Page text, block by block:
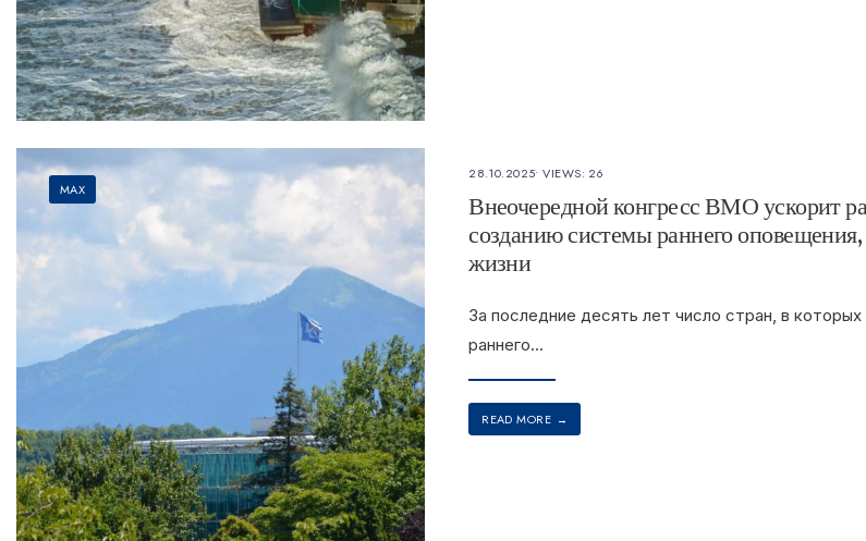
MAX
28.10.2025•VIEWS: 26
Внеочередной конгресс ВМО ускорит
созданию системы раннего
жизни
За последние десять лет число стран, в
раннего...
READ MORE →